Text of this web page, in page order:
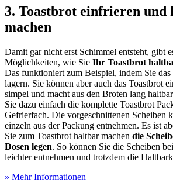
3. Toastbrot einfrieren und
machen
Damit gar nicht erst Schimmel entsteht, gibt
Möglichkeiten, wie Sie Ihr Toastbrot
Das funktioniert zum Beispiel, indem Sie
lagern. Sie können aber auch das Toastbrot
simpel und macht aus den Broten lang
Sie dazu einfach die komplette Toastbrot
Gefrierfach. Die vorgeschnittenen Scheiben
einzeln aus der Packung entnehmen. Es ist
Sie zum Toastbrot haltbar machen die
Dosen legen. So können Sie die Scheiben
leichter entnehmen und trotzdem die
» Mehr Informationen